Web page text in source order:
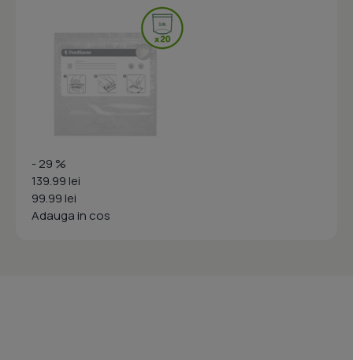
- 29 %
139.99 lei
99.99 lei
Adauga in cos